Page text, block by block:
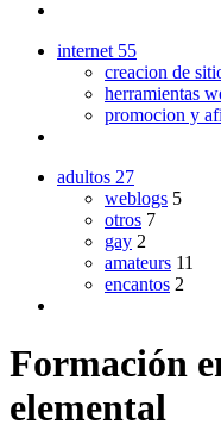
internet 55
creacion de
herramientas
promocion y
adultos 27
weblogs 5
otros 7
gay 2
amateurs 11
encantos 2
Formación
elemental